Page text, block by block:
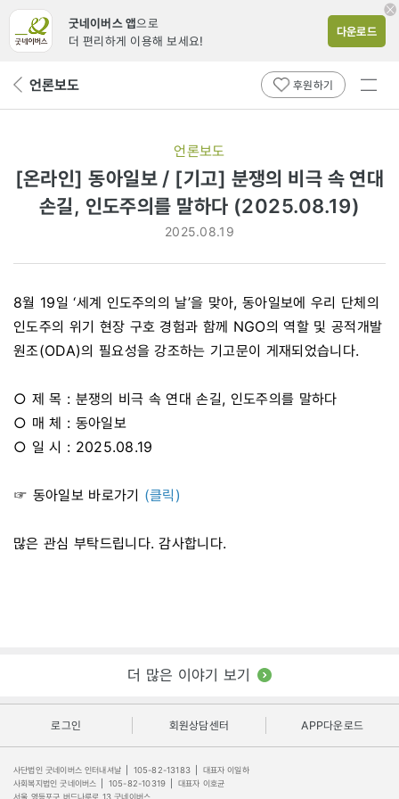
굿네이버스 앱으로
더 편리하게 이용해 보세요!
다운로드
뒤 언론보도 후원하기
전체
언론보도
[온라인] 동아일보 / [기고] 분쟁의 비극 속 연대
손길, 인도주의를 말하다 (2025.08.19)
2025.08.19
8월 19일 ‘세계 인도주의의 날’을 맞아, 동아일보에 우리 단체의
인도주의 위기 현장 구호 경험과 함께 NGO의 역할 및 공적개발
원조(ODA)의 필요성을 강조하는 기고문이 게재되었습니다.
○ 제 목 : 분쟁의 비극 속 연대 손길, 인도주의를 말하다
○ 매 체 : 동아일보
○ 일 시 : 2025.08.19
☞ 동아일보 바로가기 (클릭)
많은 관심 부탁드립니다. 감사합니다.
더 많은 이야기 보기
로그인 회원상담센터 APP다운로드
사단법인 굿네이버스 인터내셔날 105-82-13183
대표자 이일하
사회복지법인 굿네이버스
105-82-10319
대표자 이호균
서울 영등포구 버드나루로 13 굿네이버스